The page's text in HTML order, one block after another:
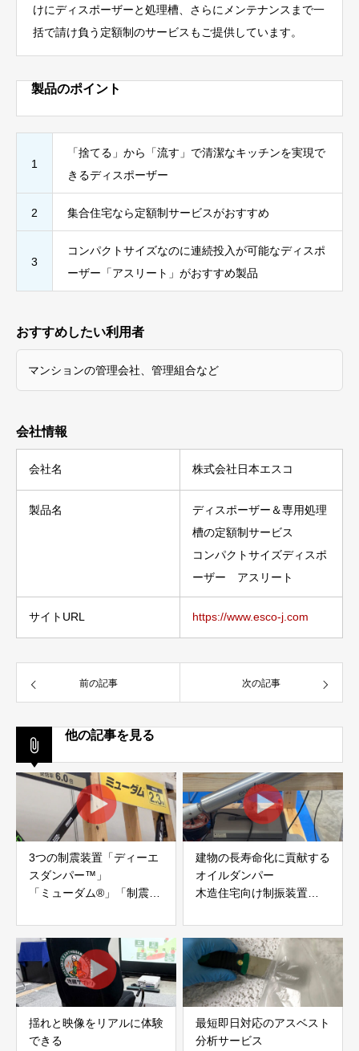
けにディスポーザーと処理槽、さらにメンテナンスまで一
括で請け負う定額制のサービスもご提供しています。
製品のポイント
1
「捨てる」から「流す」で清潔なキッチンを実現で
きるディスポーザー
2 集合住宅なら定額制サービスがおすすめ
3
コンパクトサイズなのに連続投入が可能なディスポ
ーザー「アスリート」がおすすめ製品
おすすめしたい利用者
マンションの管理会社、管理組合など
会社情報
会社名 株式会社日本エスコ
製品名
ディスポーザー＆専用処理
槽の定額制サービス
コンパクトサイズディスポ
ーザー アスリート
サイトURL https://www.esco-j.com
前の記事 次の記事
他の記事を見る
3つの制震装置「ディーエ
スダンパー™」
「ミューダム®」「制震テ
アイディールブレーン株式
会社
建物の長寿命化に貢献する
オイルダンパー
木造住宅向け制振装置
株式会社evoltz
揺れと映像をリアルに体験
できる
最短即日対応のアスベスト
分析サービス